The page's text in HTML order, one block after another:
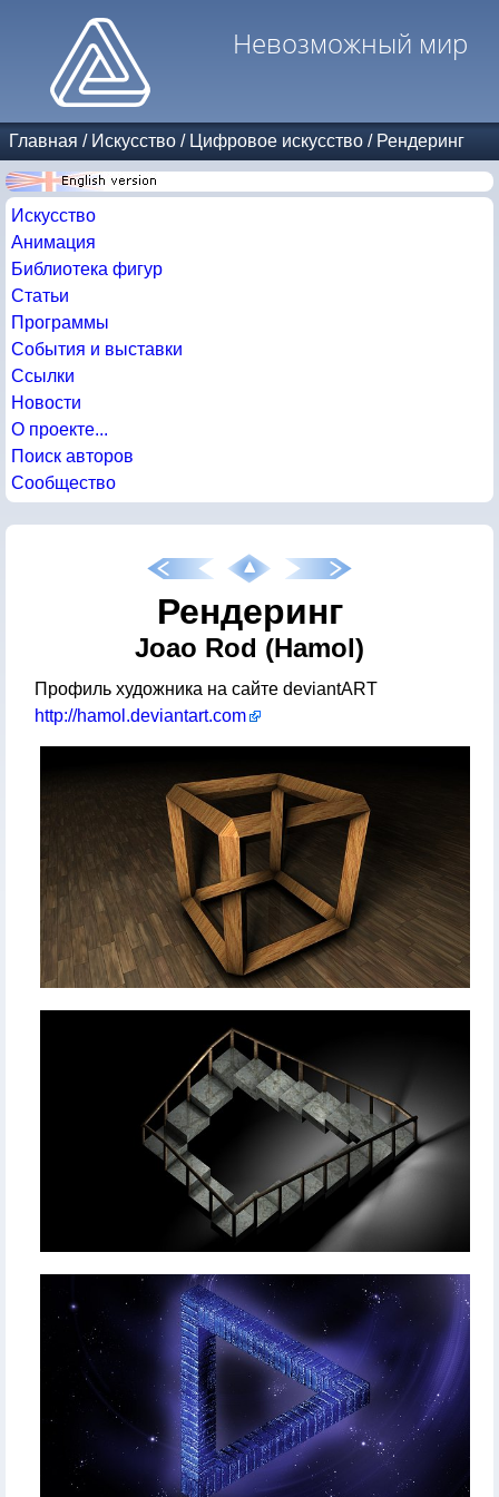
Невозможный мир
Главная / Искусство / Цифровое искусство / Рендеринг
Искусство
Анимация
Библиотека фигур
Статьи
Программы
События и выставки
Ссылки
Новости
О проекте...
Поиск авторов
Сообщество
Рендеринг
Joao Rod (Hamol)
Профиль художника на сайте deviantART
http://hamol.deviantart.com